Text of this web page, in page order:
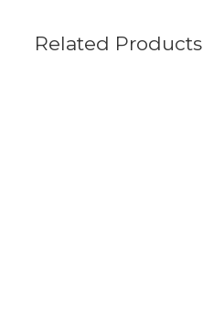
Related Products